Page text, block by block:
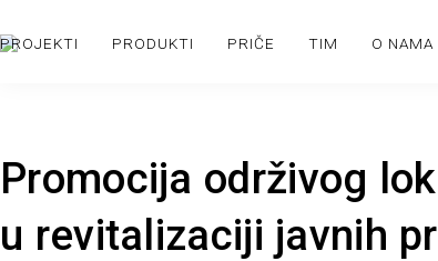
PROJEKTI PRODUKTI PRIČE TIM O NAMA
Promocija održivog
u revitalizaciji javnih